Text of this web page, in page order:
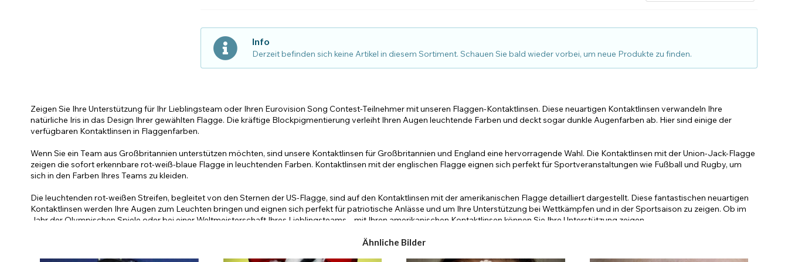
Accessoires im Sale
Info
Derzeit befinden sich keine Artikel in diesem Sortiment. Schauen Sie bald wieder vorbei, um neue Produkte zu finden.
Zeigen Sie Ihre Unterstützung für Ihr Lieblingsteam oder Ihren Eurovision Song Contest-Teilnehmer mit unseren Flaggen-Kontaktlinsen. Diese neuartigen Kontaktlinsen verwandeln Ihre
natürliche Iris in das Design Ihrer gewählten Flagge. Die kräftige Blockpigmentierung verleiht Ihren Augen leuchtende Farben und deckt sogar dunkle Augenfarben ab. Hier sind einige der
verfügbaren Kontaktlinsen in Flaggenfarben.
Wenn Sie ein Team aus Großbritannien unterstützen möchten, sind unsere Kontaktlinsen für Großbritannien und England eine hervorragende Wahl. Die Kontaktlinsen mit der Union-Jack-Flagge
zeigen die sofort erkennbare rot-weiß-blaue Flagge in leuchtenden Farben. Kontaktlinsen mit der englischen Flagge eignen sich perfekt für Sportveranstaltungen wie Fußball und Rugby, um
sich in den Farben Ihres Teams zu kleiden.
Die leuchtenden rot-weißen Streifen, begleitet von den Sternen der US-Flagge, sind auf den Kontaktlinsen mit der amerikanischen Flagge detailliert dargestellt. Diese fantastischen neuartigen
Kontaktlinsen werden Ihre Augen zum Leuchten bringen und eignen sich perfekt für patriotische Anlässe und um Ihre Unterstützung bei Wettkämpfen und in der Sportsaison zu zeigen. Ob im
Jahr der Olympischen Spiele oder bei einer Weltmeisterschaft Ihres Lieblingsteams – mit Ihren amerikanischen Kontaktlinsen können Sie Ihre Unterstützung zeigen.
Wenn Sie die Farben der Flagge in Ihren Augen tragen möchten, helfen Ihnen viele unserer anderen farbigen Kostümkontaktlinsen dabei, eine Flaggengesichtsbemalung zu vollenden. Tragen
Ähnliche Bilder